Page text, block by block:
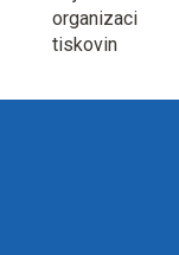
organizaci
tiskovin